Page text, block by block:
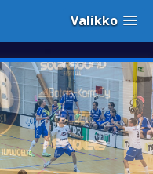
Valikko